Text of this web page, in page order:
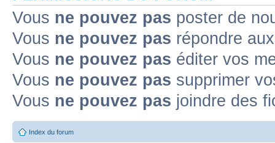
Vous ne pouvez pas poster de
Vous ne pouvez pas répondre
Vous ne pouvez pas éditer vos
Vous ne pouvez pas supprimer
Vous ne pouvez pas joindre des
Index du forum